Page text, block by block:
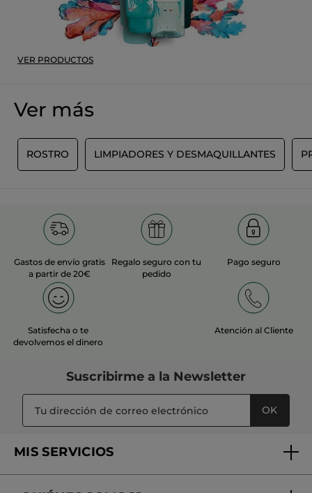
VER PRODUCTOS
Ver más
ROSTRO LIMPIADORES Y DESMAQUILLANTES
Gastos de envío gratis
a partir de 20€
Regalo seguro con tu
pedido
Pago seguro
Satisfecha o te
devolvemos el dinero
Atención al Cliente
Suscribirme a la Newsletter
OK
MIS SERVICIOS